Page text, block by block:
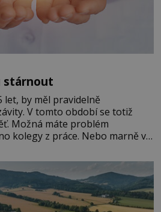
stárnout
let, by měl pravidelně
V tomto období se totiž
Možná máte problém
kolegy z práce. Nebo marně v
jako kdyby se paměť